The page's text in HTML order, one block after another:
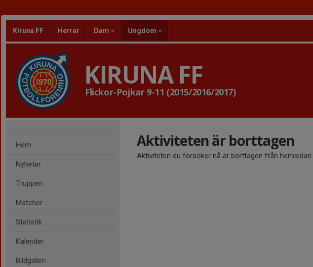
Kiruna FF Herrar Dam Ungdom
KIRUNA FF
Flickor-Pojkar 9-11 (2015/2016/2017)
Hem
Nyheter
Truppen
Matcher
Statistik
Kalender
Bildgalleri
Aktiviteten är borttagen
Aktiviteten du försöker nå är borttagen från hemsidan.